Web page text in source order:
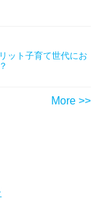
ット子育て世代にお
More >>